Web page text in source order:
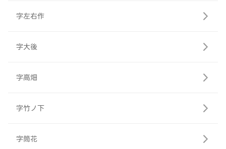
字左右作
字大後
字高畑
字竹ノ下
字筒花